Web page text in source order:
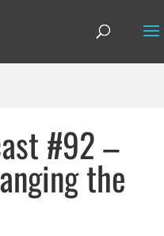
#92 –
the